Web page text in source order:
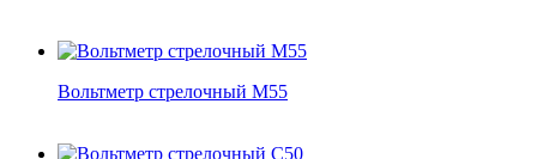
Вольтметр стрелочный М55